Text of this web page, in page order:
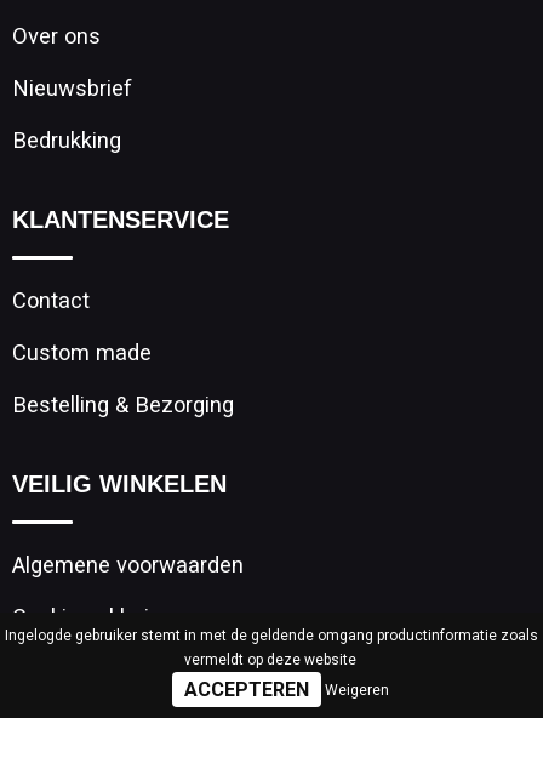
Over ons
Nieuwsbrief
Bedrukking
KLANTENSERVICE
Contact
Custom made
Bestelling & Bezorging
VEILIG WINKELEN
Algemene voorwaarden
Cookieverklaring
Privacyverklaring
Disclaimer
Ingelogde gebruiker stemt in met de geldende omgang productinformatie zoals
vermeldt op deze website
Weigeren